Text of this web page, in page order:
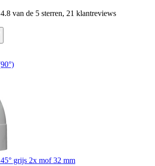
van de 5 sterren, 21 klantreviews
grijs 2x mof 32 mm